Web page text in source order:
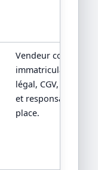
Vendeur
immatriculation/
légal, CGV,
et responsabilité
place.